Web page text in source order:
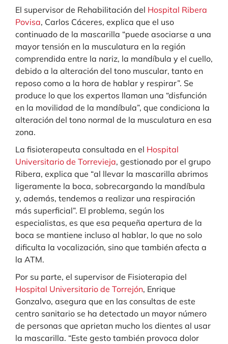
El supervisor de Rehabilitación del Hospital Ribera
Povisa, Carlos Cáceres, explica que el uso
continuado de la mascarilla “puede asociarse a una
mayor tensión en la musculatura en la región
comprendida entre la nariz, la mandíbula y el cuello,
debido a la alteración del tono muscular, tanto en
reposo como a la hora de hablar y respirar”. Se
produce lo que los expertos llaman una “disfunción
en la movilidad de la mandíbula”, que condiciona la
alteración del tono normal de la musculatura en esa
zona.
La fisioterapeuta consultada en el Hospital
Universitario de Torrevieja, gestionado por el grupo
Ribera, explica que “al llevar la mascarilla abrimos
ligeramente la boca, sobrecargando la mandíbula
y, además, tendemos a realizar una respiración
más superficial”. El problema, según los
especialistas, es que esa pequeña apertura de la
boca se mantiene incluso al hablar, lo que no solo
dificulta la vocalización, sino que también afecta a
la ATM.
Por su parte, el supervisor de Fisioterapia del
Hospital Universitario de Torrejón, Enrique
Gonzalvo, asegura que en las consultas de este
centro sanitario se ha detectado un mayor número
de personas que aprietan mucho los dientes al usar
la mascarilla. “Este gesto también provoca dolor